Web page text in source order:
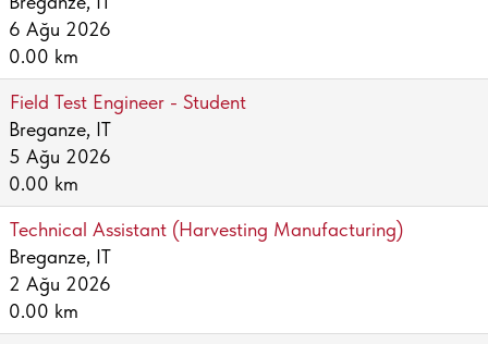
6 Ağu 2026
0.00 km
Field Test Engineer - Student
Breganze, IT
5 Ağu 2026
0.00 km
Technical Assistant (Harvesting Manufacturing)
Breganze, IT
2 Ağu 2026
0.00 km